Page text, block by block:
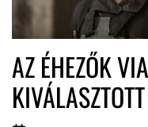
AZ ÉHEZŐK